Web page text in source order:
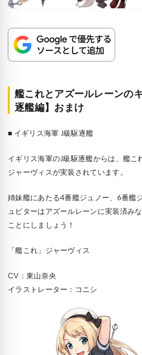
艦これとアズールレーンの
逐艦編】おまけ
■ イギリス海軍 J級駆逐艦
イギリス海軍のJ級駆逐艦からは、艦こ
ジャーヴィスが実装されています。
姉妹艦にあたる4番艦ジュノー、6番艦
ュピターはアズールレーンに実装済み
ことにしましょう！
「艦これ」ジャーヴィス
CV：東山奈央
イラストレーター：コニシ